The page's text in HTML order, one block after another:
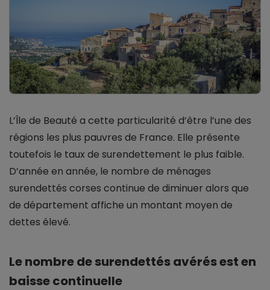
L’Île de Beauté a cette particularité d’être l’une des
régions les plus pauvres de France. Elle présente
toutefois le taux de surendettement le plus faible.
D’année en année, le nombre de ménages
surendettés corses continue de diminuer alors que
de département affiche un montant moyen de
dettes élevé.
Le nombre de surendettés avérés est en
baisse continuelle